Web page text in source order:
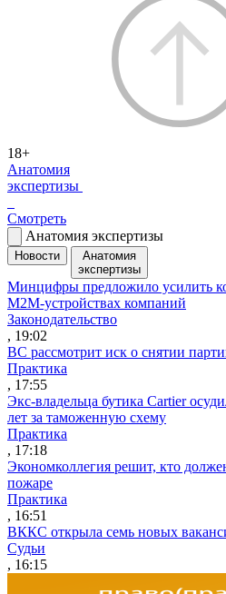
18+
Анатомия
экспертизы
Смотреть
Анатомия экспертизы
Новости
Анатомия
экспертизы
Минцифры предложило усилить
M2M-устройствах компаний
Законодательство
, 19:02
ВС рассмотрит иск о снятии
Практика
, 17:55
Экс-владельца бутика Cartier
лет за таможенную схему
Практика
, 17:18
Экономколлегия решит, кто
пожаре
Практика
, 16:51
ВККС открыла семь новых
Судьи
, 16:15